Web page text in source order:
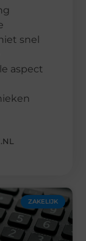
snel
aspect
ZAKELIJK